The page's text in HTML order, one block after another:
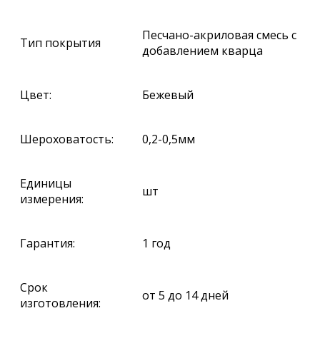
Тип покрытия
Песчано-акриловая смесь с
добавлением кварца
Цвет: Бежевый
Шероховатость: 0,2-0,5мм
Единицы
измерения:
шт
Гарантия: 1 год
Срок
изготовления:
от 5 до 14 дней